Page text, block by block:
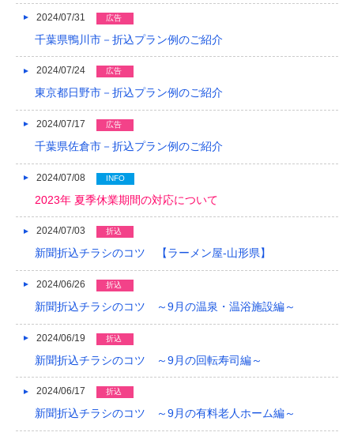
2024/07/31 広告
千葉県鴨川市－折込プラン例のご紹介
2024/07/24 広告
東京都日野市－折込プラン例のご紹介
2024/07/17 広告
千葉県佐倉市－折込プラン例のご紹介
2024/07/08 INFO
2023年 夏季休業期間の対応について
2024/07/03 折込
新聞折込チラシのコツ 【ラーメン屋-山形県】
2024/06/26 折込
新聞折込チラシのコツ ～9月の温泉・温浴施設編～
2024/06/19 折込
新聞折込チラシのコツ ～9月の回転寿司編～
2024/06/17 折込
新聞折込チラシのコツ ～9月の有料老人ホーム編～